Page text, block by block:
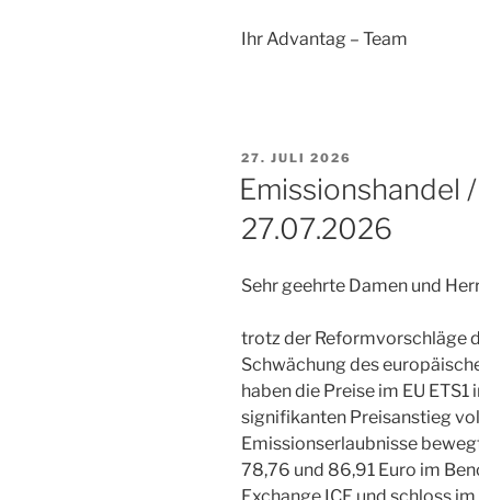
Ihr Advantag – Team
VERÖFFENTLICHT
AM
27. JULI 2026
Emissionshandel
27.07.2026
Sehr geehrte Damen und
trotz der Reformvorschläge
Schwächung des
haben die Preise im EU
signifikanten Preisanstieg
Emissionserlaubnisse
78,76 und 86,91 Euro im